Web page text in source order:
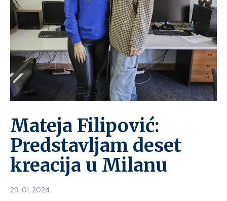
Mateja Filipović:
Predstavljam deset
kreacija u Milanu
29. 01. 2024.